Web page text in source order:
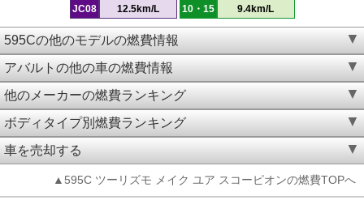
JC08 12.5km/L 10・15 9.4km/L
595Cの他のモデルの燃費情報
アバルトの他の車の燃費情報
他のメーカーの燃費ランキング
ボディタイプ別燃費ランキング
車を売却する
▲595C ツーリズモ メイク ユア スコーピオンの燃費TOPへ